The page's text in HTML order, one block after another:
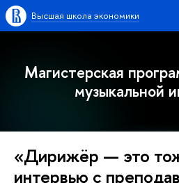
Высшая школа экономики
Магистерская
музыкальной
«Дирижёр — это
интервью с